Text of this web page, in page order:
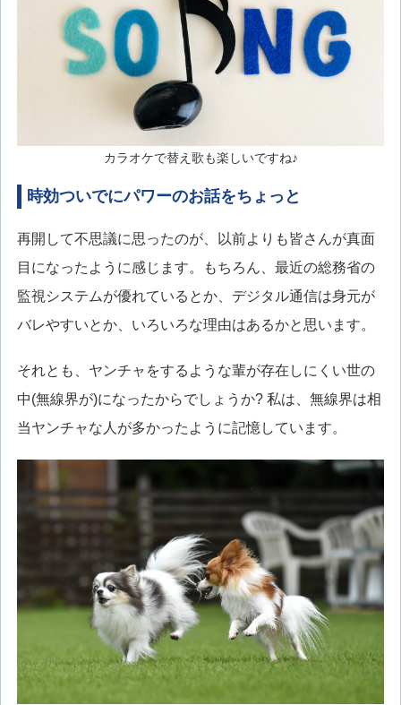
カラオケで替え歌も楽しいですね♪
時効ついでにパワーのお話をちょっと
再開して不思議に思ったのが、以前よりも皆さんが真面
目になったように感じます。もちろん、最近の総務省の
監視システムが優れているとか、デジタル通信は身元が
バレやすいとか、いろいろな理由はあるかと思います。
それとも、ヤンチャをするような輩が存在しにくい世の
中(無線界が)になったからでしょうか? 私は、無線界は相
当ヤンチャな人が多かったように記憶しています。